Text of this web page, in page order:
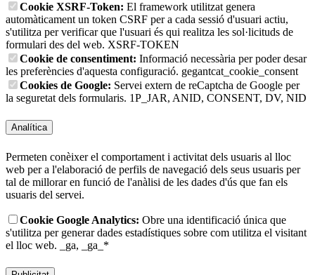
Cookie XSRF-Token: El framework utilitzat genera
automàticament un token CSRF per a cada sessió d'usuari actiu,
s'utilitza per verificar que l'usuari és qui realitza les sol·licituds de
formulari des del web. XSRF-TOKEN
Cookie de consentiment: Informació necessària per poder desar
les preferències d'aquesta configuració. gegantcat_cookie_consent
Cookies de Google: Servei extern de reCaptcha de Google per
la seguretat dels formularis. 1P_JAR, ANID, CONSENT, DV, NID
Analítica
Permeten conèixer el comportament i activitat dels usuaris al lloc
web per a l'elaboració de perfils de navegació dels seus usuaris per
tal de millorar en funció de l'anàlisi de les dades d'ús que fan els
usuaris del servei.
Cookie Google Analytics: Obre una identificació única que
s'utilitza per generar dades estadístiques sobre com utilitza el visitant
el lloc web.
_ga, _ga_*